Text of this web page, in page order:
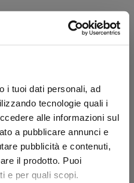
i tuoi dati personali, ad
tecnologie quali i
alle informazioni sul
a pubblicare annunci e
pubblicità e contenuti,
il prodotto. Puoi
e per quali scopi.